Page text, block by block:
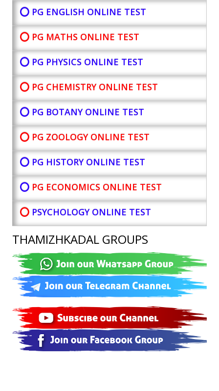
⭕ PG ENGLISH ONLINE TEST
⭕ PG MATHS ONLINE TEST
⭕ PG PHYSICS ONLINE TEST
⭕ PG CHEMISTRY ONLINE TEST
⭕ PG BOTANYONLINE TEST
⭕ PG ZOOLOGY ONLINE TEST
⭕ PG HISTORY ONLINE TEST
⭕ PG ECONOMICS ONLINE TEST
⭕ PSYCHOLOGY ONLINE TEST
THAMIZHKADAL GROUPS